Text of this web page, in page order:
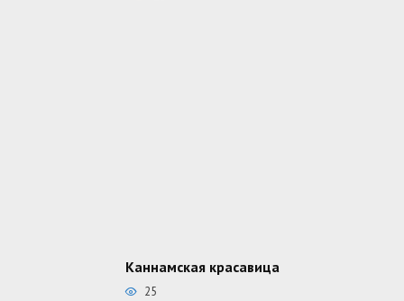
Каннамская красавица
25